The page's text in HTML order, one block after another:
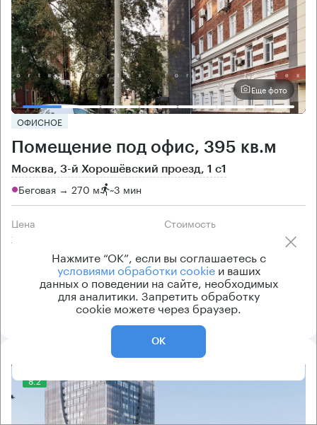
Еще фото
ОФИСНОЕ
Помещение под офис, 395 кв.м
Москва, 3-й Хорошёвский проезд, 1 с1
Беговая → 270 м ~3 мин
Цена
202 500 ₽/кв.м
Cтоимость
рейтинг здания
6.4
8.2
Нажмите “ОК”, если вы соглашаетесь с
условиями обработки cookieи ваших
данных о поведении на сайте, необходимых
для аналитики. Запретить обработку
cookie можете через браузер.
ОК